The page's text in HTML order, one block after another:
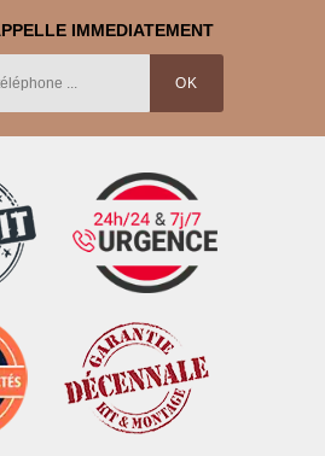
IMMEDIATEMENT